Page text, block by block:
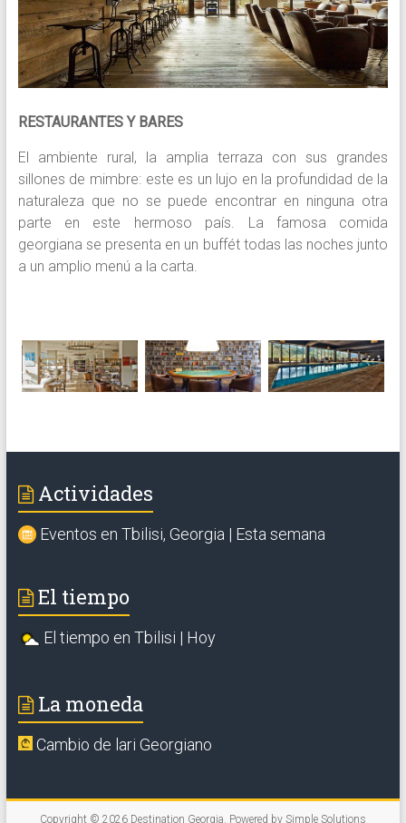
RESTAURANTES Y BARES
El ambiente rural, la amplia terraza con sus grandes
sillones de mimbre: este es un lujo en la profundidad de la
naturaleza que no se puede encontrar en ninguna otra
parte en este hermoso país. La famosa comida
georgiana se presenta en un buffét todas las noches junto
a un amplio menú a la carta.
Actividades
Eventos en Tbilisi, Georgia | Esta semana
El tiempo
El tiempo en Tbilisi | Hoy
La moneda
Cambio de lari Georgiano
Copyright © 2026 Destination Georgia. Powered by Simple Solutions